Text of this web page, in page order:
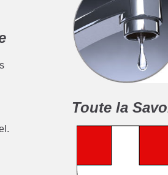
Toute la